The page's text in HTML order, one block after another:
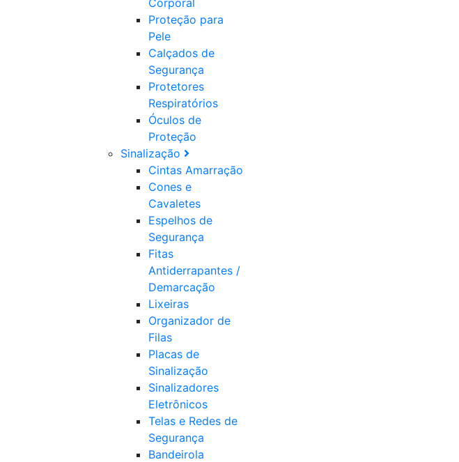
Corporal
Proteção para
Pele
Calçados de
Segurança
Protetores
Respiratórios
Óculos de
Proteção
Sinalização
Cintas Amarração
Cones e
Cavaletes
Espelhos de
Segurança
Fitas
Antiderrapantes /
Demarcação
Lixeiras
Organizador de
Filas
Placas de
Sinalização
Sinalizadores
Eletrônicos
Telas e Redes de
Segurança
Bandeirola